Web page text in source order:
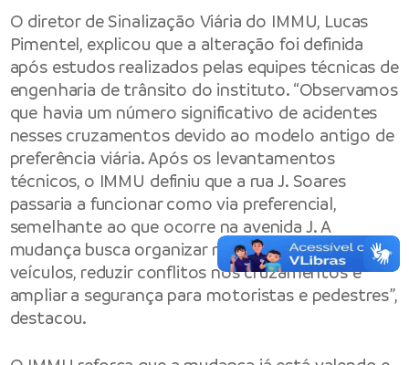
O diretor de Sinalização Viária do IMMU, Lucas
Pimentel, explicou que a alteração foi definida
após estudos realizados pelas equipes técnicas de
engenharia de trânsito do instituto. “Observamos
que havia um número significativo de acidentes
nesses cruzamentos devido ao modelo antigo de
preferência viária. Após os levantamentos
técnicos, o IMMU definiu que a rua J. Soares
passaria a funcionar como via preferencial,
semelhante ao que ocorre na avenida J. A
mudança busca organizar melhor o fluxo de
veículos, reduzir conflitos nos cruzamentos e
ampliar a segurança para motoristas e pedestres”,
destacou.